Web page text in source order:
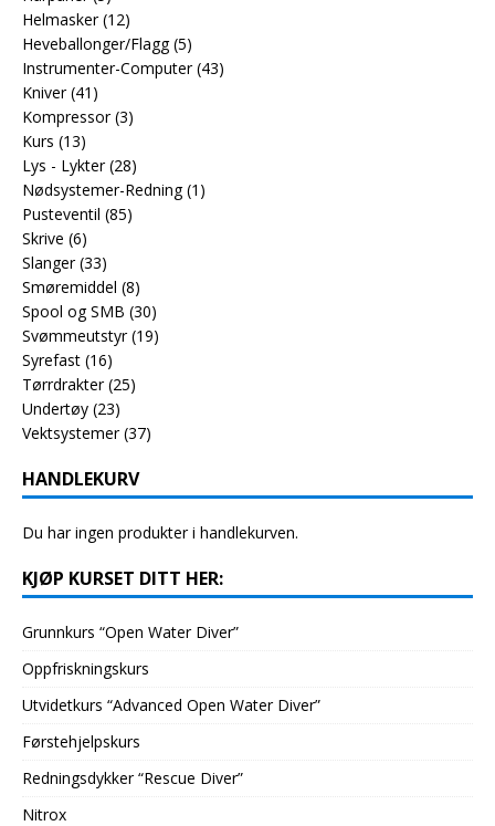
Helmasker (12)
Heveballonger/Flagg (5)
Instrumenter-Computer (43)
Kniver (41)
Kompressor (3)
Kurs (13)
Lys - Lykter (28)
Nødsystemer-Redning (1)
Pusteventil (85)
Skrive (6)
Slanger (33)
Smøremiddel (8)
Spool og SMB (30)
Svømmeutstyr (19)
Syrefast (16)
Tørrdrakter (25)
Undertøy (23)
Vektsystemer (37)
HANDLEKURV
Du har ingen produkter i handlekurven.
KJØP KURSET DITT HER:
Grunnkurs “Open Water Diver”
Oppfriskningskurs
Utvidetkurs “Advanced Open Water Diver”
Førstehjelpskurs
Redningsdykker “Rescue Diver”
Nitrox